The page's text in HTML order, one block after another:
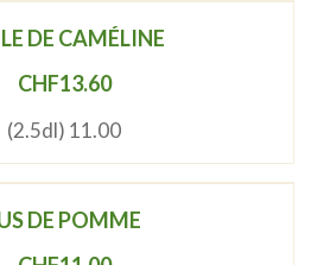
DE CAMÉLINE
CHF13.60
(2.5dl) 11.00
DE POMME